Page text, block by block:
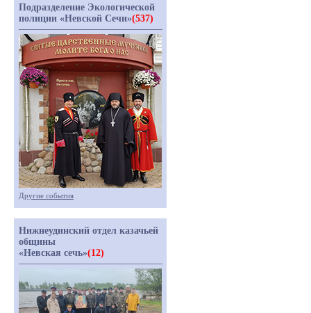
Подразделение Экологической
полиции «Невской Сечи»(537)
Другие события
Нижнеудинский отдел казачьей
общины
«Невская сечь»(12)